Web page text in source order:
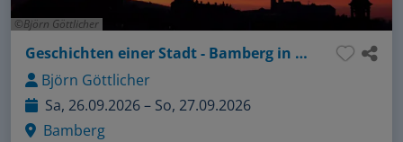
Björn Göttlicher
Geschichten einer Stadt - Bamberg in Bildern
Björn Göttlicher
Sa, 26.09.2026 – So, 27.09.2026
Bamberg